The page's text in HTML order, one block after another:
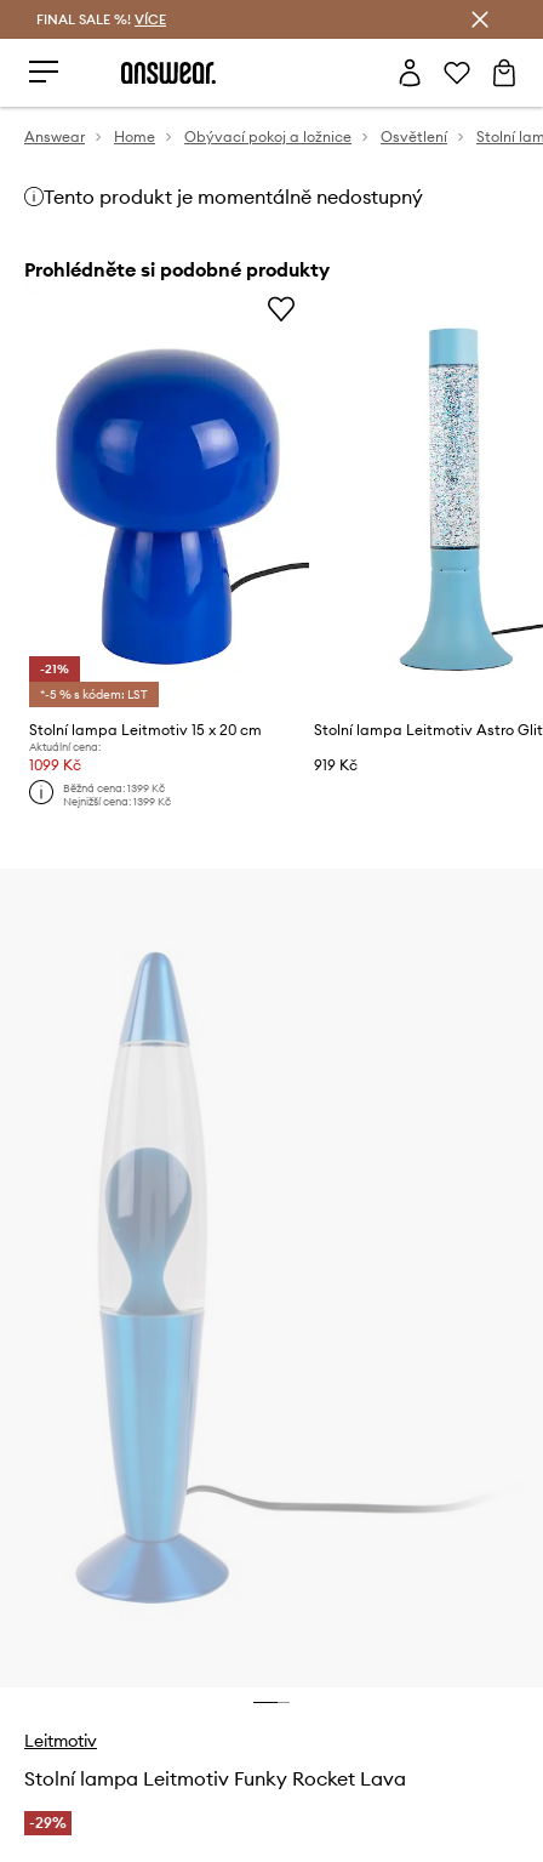
FINAL SALE %! VÍCE
Answear Home Obývací pokoj a ložnice Osvětlení Stolní
Tento produkt je momentálně nedostupný
Prohlédněte si podobné produkty
-21%
*-5 % s kódem: LST
Stolní lampa Leitmotiv 15 x 20 cm
Aktuální cena:
1099 Kč
Běžná cena:1399 Kč
Nejnižší cena:1399 Kč
Stolní lampa Leitmotiv Astro
919 Kč
Leitmotiv
Stolní lampa Leitmotiv Funky Rocket Lava
-29%